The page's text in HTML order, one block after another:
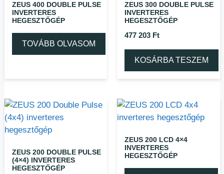
ZEUS 400 DOUBLE PULSE
INVERTERES
HEGESZTŐGÉP
TOVÁBB OLVASOM
ZEUS 300 DOUBLE PULSE
INVERTERES
HEGESZTŐGÉP
477 203 Ft
KOSÁRBA TESZEM
ZEUS 200 DOUBLE PULSE
(4×4) INVERTERES
HEGESZTŐGÉP
ZEUS 200 LCD 4×4
INVERTERES
HEGESZTŐGÉP